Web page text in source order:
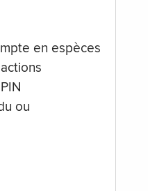
en espèces
ou